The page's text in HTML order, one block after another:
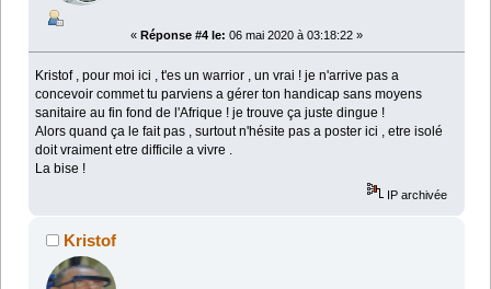
« Réponse #4 le: 06 mai 2020 à 03:18:22 »
Kristof , pour moi ici , t'es un warrior , un vrai ! je n'arrive pas a
concevoir commet tu parviens a gérer ton handicap sans moyens
sanitaire au fin fond de l'Afrique ! je trouve ça juste dingue !
Alors quand ça le fait pas , surtout n'hésite pas a poster ici , etre isolé
doit vraiment etre difficile a vivre .
La bise !
IP archivée
Kristof